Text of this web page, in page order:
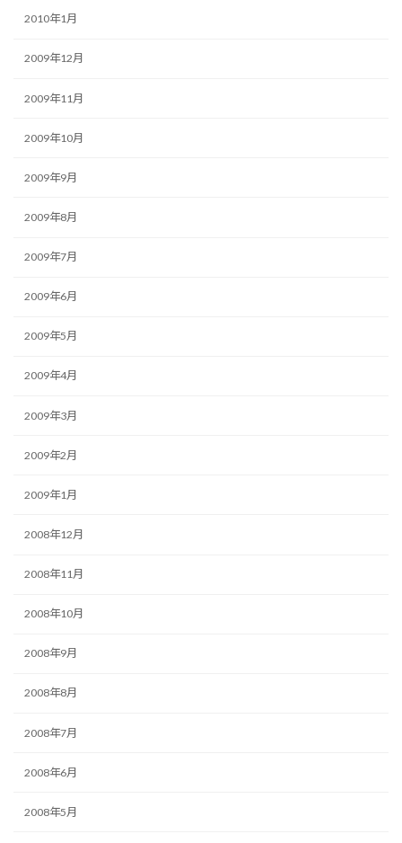
2010年1月
2009年12月
2009年11月
2009年10月
2009年9月
2009年8月
2009年7月
2009年6月
2009年5月
2009年4月
2009年3月
2009年2月
2009年1月
2008年12月
2008年11月
2008年10月
2008年9月
2008年8月
2008年7月
2008年6月
2008年5月